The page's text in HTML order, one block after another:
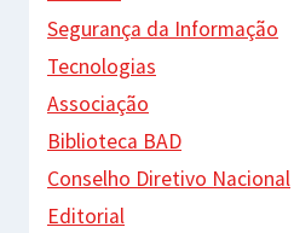
Segurança da Informação
Tecnologias
Associação
Biblioteca BAD
Conselho Diretivo Nacional
Editorial